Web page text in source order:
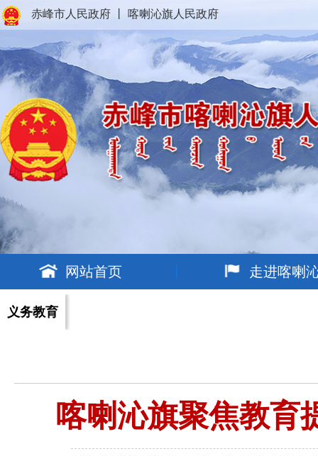
赤峰市人民政府 喀喇沁旗人民政府
网站首页 走进喀喇
义务教育
喀喇沁旗聚焦教育